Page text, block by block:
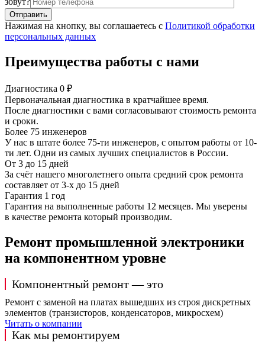
Нажимая на кнопку, вы соглашаетесь с Политикой обработки
персональных данных
Преимущества работы с нами
Диагностика 0 ₽
Первоначальная диагностика в кратчайшее время.
После диагностики с вами согласовывают стоимость ремонта
и сроки.
Более 75 инженеров
У нас в штате более 75-ти инженеров, с опытом работы от 10-
ти лет. Одни из самых лучших специалистов в России.
От 3 до 15 дней
За счёт нашего многолетнего опыта средний срок ремонта
составляет от 3-х до 15 дней
Гарантия 1 год
Гарантия на выполненные работы 12 месяцев. Мы уверены
в качестве ремонта который производим.
Ремонт промышленной электроники
на компонентном уровне
Компонентный ремонт — это
Ремонт с заменой на платах вышедших из строя дискретных
элементов (транзисторов, конденсаторов, микросхем)
Читать о компании
Как мы ремонтируем